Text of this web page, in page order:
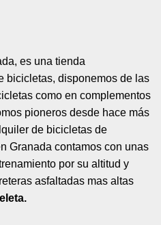
es una tienda
bicicletas, disponemos de las
como en complementos
pioneros desde hace más
de bicicletas de
Granada contamos con unas
por su altitud y
asfaltadas mas altas